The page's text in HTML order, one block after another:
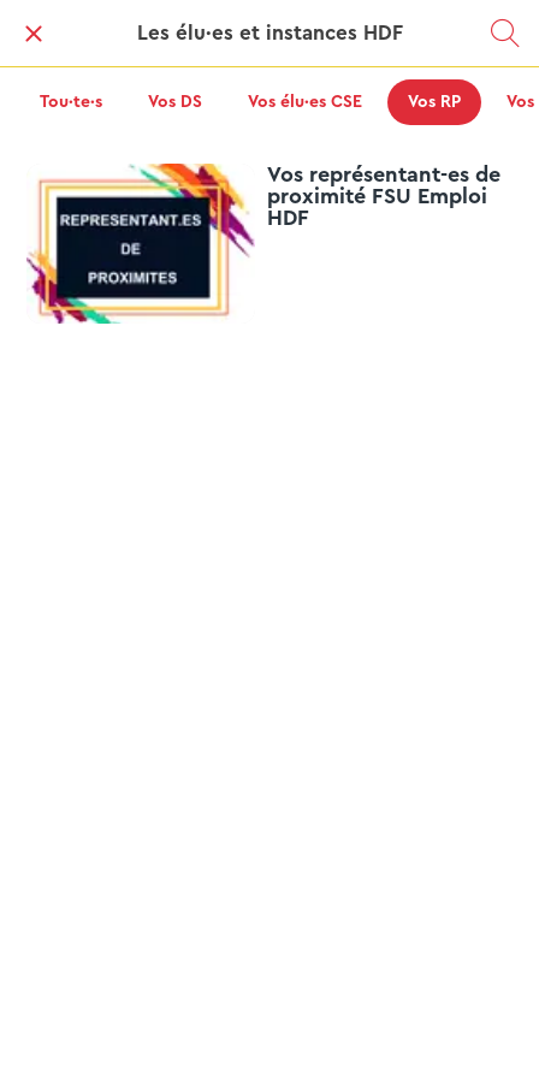
Les élu·es et instances HDF
Tou·te·s Vos DS Vos élu·es CSE Vos RP Vos
Vos représentant-es de
proximité FSU Emploi
HDF